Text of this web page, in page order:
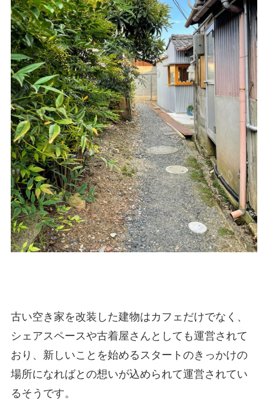
古い空き家を改装した建物はカフェだけでなく、
シェアスペースや古着屋さんとしても運営されて
おり、新しいことを始めるスタートのきっかけの
場所になればとの想いが込められて運営されてい
るそうです。